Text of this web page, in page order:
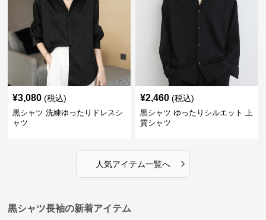
¥3,080 (税込)
黒シャツ 洗練ゆったりドレスシ
ャツ
¥2,460 (税込)
黒シャツ ゆったりシルエット 上
質シャツ
人気アイテム一覧へ ›
黒シャツ長袖の新着アイテム